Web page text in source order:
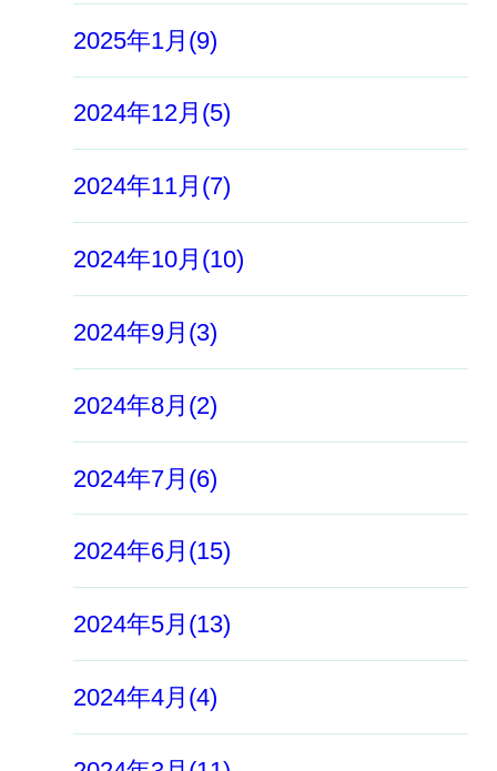
2025年1月(9)
2024年12月(5)
2024年11月(7)
2024年10月(10)
2024年9月(3)
2024年8月(2)
2024年7月(6)
2024年6月(15)
2024年5月(13)
2024年4月(4)